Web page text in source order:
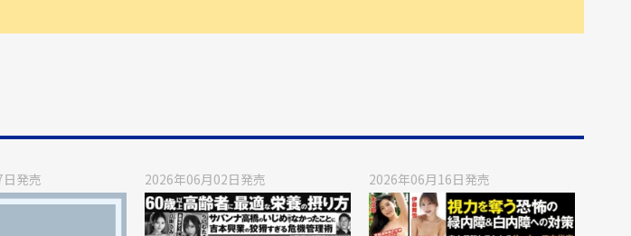
発売 2026年06月02日発売 2026年06月16日発売